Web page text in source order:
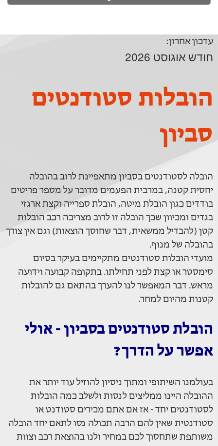
עדכון אחרון:
חודש אוגוסט 2026
הובלות סטודנטים
סביון
הובלה לסטודנטים בסביון מתאפיינת לרוב בהובלה
יחסית קטנה, במרבית הפעמים מדובר על מספר פריטים
בודדים כגון הובלת מיטה, הובלת ספרייה וקצת ארגזי
בגדים ומכיוון שכך הובלה זו לרוב מצריכה רכב הובלות
קטן (להבדיל ממשאית, דבר שחוסך הוצאות) וגם אין צורך
בהובלה של מנוף.
מועדי הובלות סטודנטים מתקיימים בעיקר בסיום
סימסטר או קצת לפני תחילתו. בתקופה קבועה וידועה
מראש. דבר המאפשר לנו להערך בהתאם גם להובלות
קטנות מהיום למחר.
הובלת סטודנטים בסביון - אולי
אפשר על הדרך?
בעולמנו השיתופי ומתוך ניסיון להוזיל עוד יותר את
ההובלה היינו ממליצים לנסות ולשלב כמה הובלות
לסטודנטים יחד - אז אם אתם מכירים סטודנט או
סטודנטית שאין להם הרבה תכולה נסו לתאם יחד הובלה
משותפת שתחסוך לכם במחיר ולנו בהוצאת רכב וצוות